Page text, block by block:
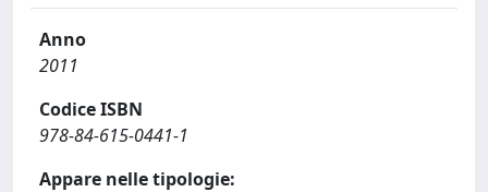
Anno
2011
Codice ISBN
978-84-615-0441-1
Appare nelle tipologie: